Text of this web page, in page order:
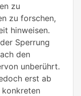
zu
zu forschen,
hinweisen.
Sperrung
den
unberührt.
erst ab